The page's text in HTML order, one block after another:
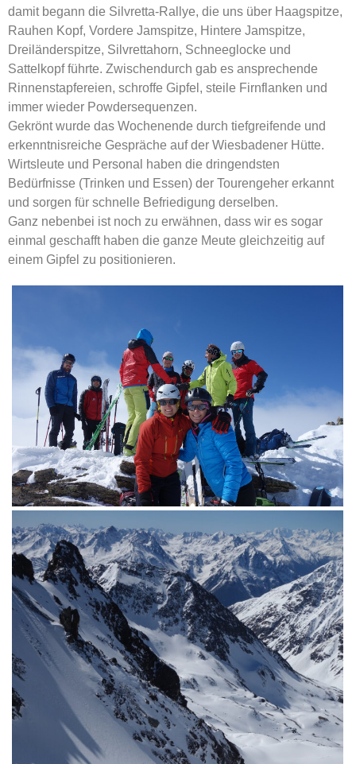
damit begann die Silvretta-Rallye, die uns über Haagspitze,
Rauhen Kopf, Vordere Jamspitze, Hintere Jamspitze,
Dreiländerspitze, Silvrettahorn, Schneeglocke und
Sattelkopf führte. Zwischendurch gab es ansprechende
Rinnenstapfereien, schroffe Gipfel, steile Firnflanken und
immer wieder Powdersequenzen.
Gekrönt wurde das Wochenende durch tiefgreifende und
erkenntnisreiche Gespräche auf der Wiesbadener Hütte.
Wirtsleute und Personal haben die dringendsten
Bedürfnisse (Trinken und Essen) der Tourengeher erkannt
und sorgen für schnelle Befriedigung derselben.
Ganz nebenbei ist noch zu erwähnen, dass wir es sogar
einmal geschafft haben die ganze Meute gleichzeitig auf
einem Gipfel zu positionieren.